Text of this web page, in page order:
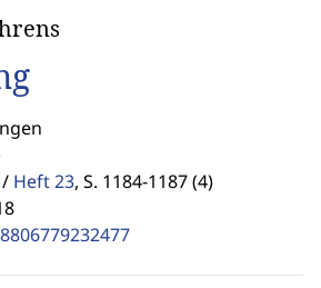
Heft 23, S. 1184-1187 (4)